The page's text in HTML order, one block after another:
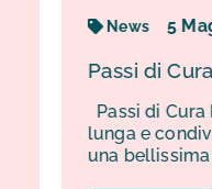
di Rispetto
di Rispetto. “Una
passeggiata in città, in